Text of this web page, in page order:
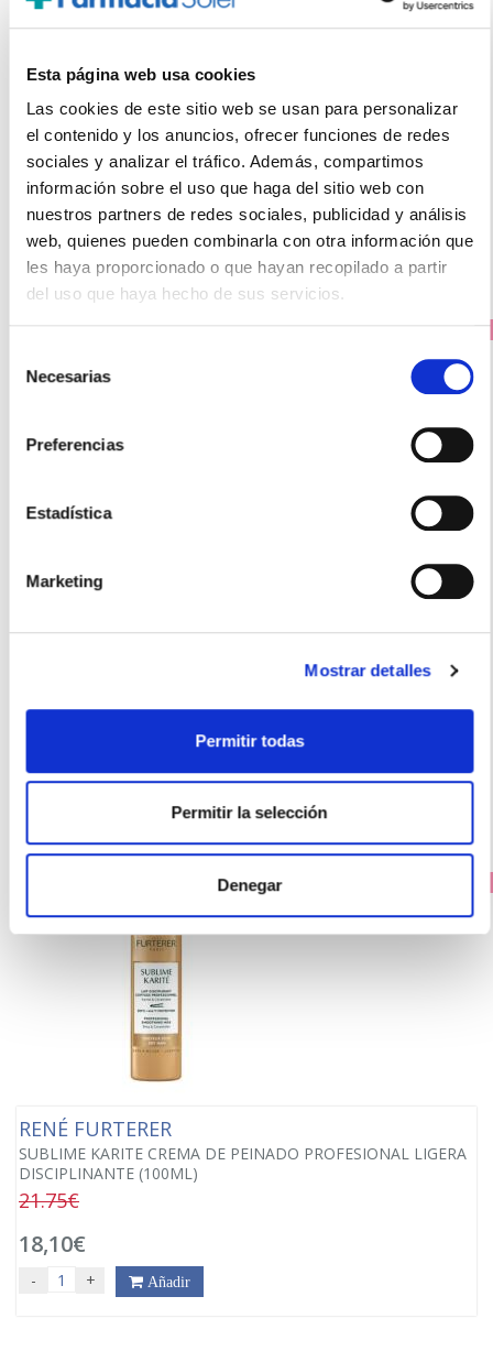
Esta página web usa cookies
Las cookies de este sitio web se usan para personalizar
el contenido y los anuncios, ofrecer funciones de redes
sociales y analizar el tráfico. Además, compartimos
información sobre el uso que haga del sitio web con
nuestros partners de redes sociales, publicidad y análisis
web, quienes pueden combinarla con otra información que
les haya proporcionado o que hayan recopilado a partir
del uso que haya hecho de sus servicios.
Necesarias
Preferencias
Estadística
Marketing
Mostrar detalles
Permitir todas
Permitir la selección
Denegar
SUBLIME CURL CUIDADO NUTRI-ACTIVADOR DE RIZOS
(100ml)
24.60€
20,45€
Añadir
RENÉ FURTERER
RENÉ FURTERER
SUBLIME KARITE CREMA DE PEINADO PROFESIONAL LIGERA
DISCIPLINANTE (100ML)
21.75€
18,10€
- + Añadir